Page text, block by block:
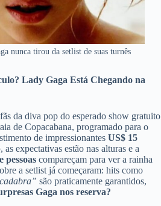
nunca tirou da setlist de suas turnês
Lady Gaga Está Chegando na
da diva pop do esperado show gratuito
de Copacabana, programado para o
de impressionantes US$ 15
expectativas estão nas alturas e a
pessoas compareçam para ver a rainha
a setlist já começaram: hits como
são praticamente garantidos,
Gaga nos reserva?